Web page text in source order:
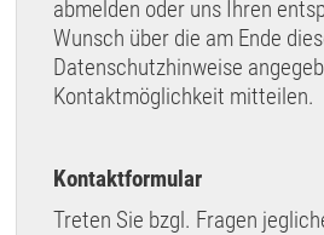
abmelden oder uns Ihren
Wunsch über die am Ende
Datenschutzhinweise
Kontaktmöglichkeit mitteilen.
Kontaktformular
Treten Sie bzgl. Fragen